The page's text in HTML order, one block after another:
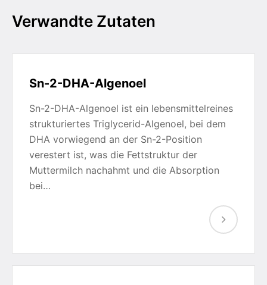
Verwandte Zutaten
Sn-2-DHA-Algenoel
Sn-2-DHA-Algenoel ist ein lebensmittelreines
strukturiertes Triglycerid-Algenoel, bei dem
DHA vorwiegend an der Sn-2-Position
verestert ist, was die Fettstruktur der
Muttermilch nachahmt und die Absorption
bei…